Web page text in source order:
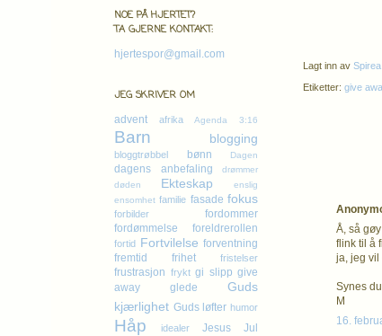
Lagt inn av Spirea
Etiketter: give
Å, så
flink til å
ja, jeg
Synes
M
16.
NOE PÅ HJERTET?
TA GJERNE KONTAKT:
hjertespor@gmail.com
JEG SKRIVER OM
advent afrika Agenda 3:16
Barn blogging
bloggtrøbbel bønn Dagen
dagens anbefaling
drømmer
døden
Ekteskap
enslig
ensomhet familie fasade fokus
forbilder
fordommer
fordømmelse
foreldrerollen
fortid Fortvilelse forventning
fremtid
frihet fristelser
frustrasjon frykt gi slipp give
away
glede
Guds
kjærlighet Guds løfter humor
Håp idealer Jesus
Jul